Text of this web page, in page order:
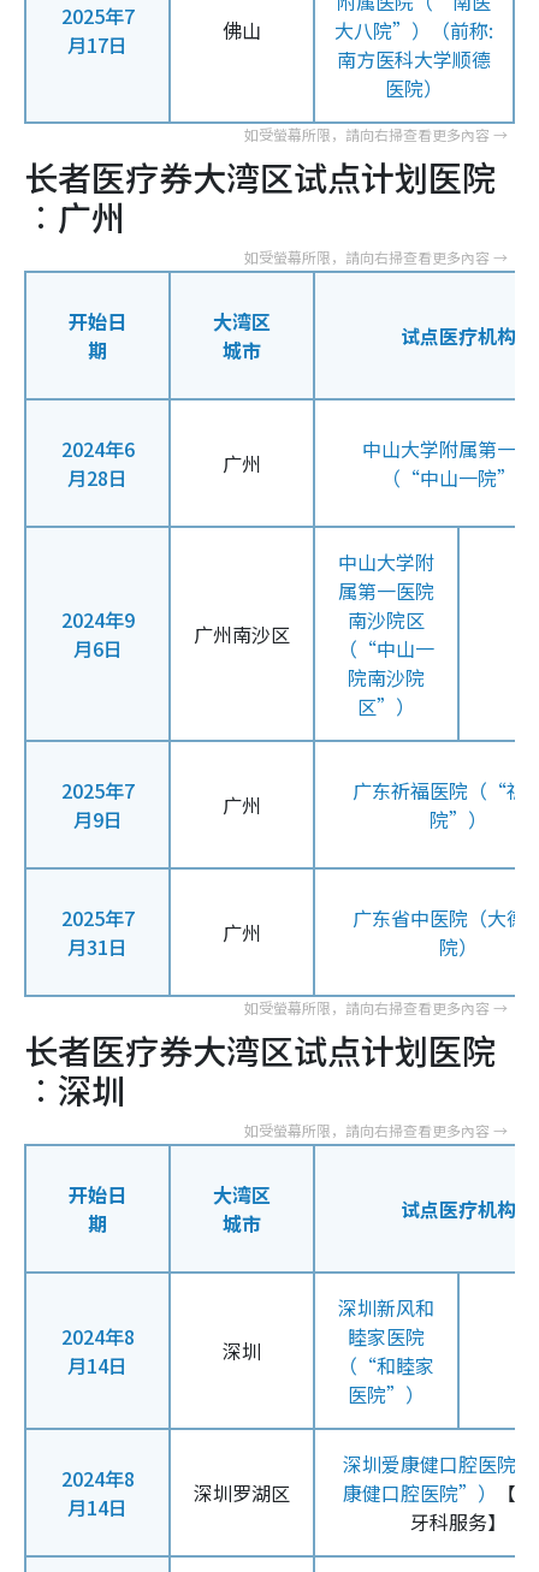
2025年7
月17日
佛山
大八院”）（前称:
南方医科大学顺德
医院）
长者医疗券大湾区试点计划医院
︰广州
开始日
期
大湾区
城市
试点医疗机构
2024年6
月28日
广州
中山大学附属第一
（“中山一院”）
2024年9
月6日
广州南沙区
中山大学附
属第一医院
南沙院区
（“中山一
院南沙院
区”）
2025年7
月9日
广州
广东祈福医院（“祈
院”）
2025年7
月31日
广州
广东省中医院（大德
院）
长者医疗券大湾区试点计划医院
︰深圳
开始日
期
大湾区
城市
试点医疗机构
2024年8
月14日
深圳
深圳新风和
睦家医院
（“和睦家
医院”）
2024年8
月14日
深圳罗湖区
深圳爱康健口腔医院
康健口腔医院”）
【
牙科服务】